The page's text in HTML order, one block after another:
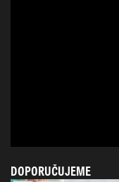
DOPORUČUJEME